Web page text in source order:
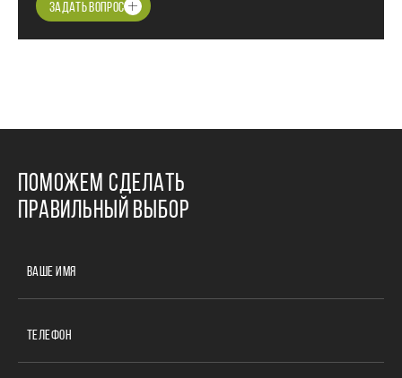
ЗАДАТЬ ВОПРОС
ПОМОЖЕМ СДЕЛАТЬ
ПРАВИЛЬНЫЙ ВЫБОР
ВАШЕ ИМЯ
ТЕЛЕФОН